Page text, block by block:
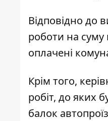
Відповідно до
роботи на
оплачені
Крім того,
робіт, до яких
балок